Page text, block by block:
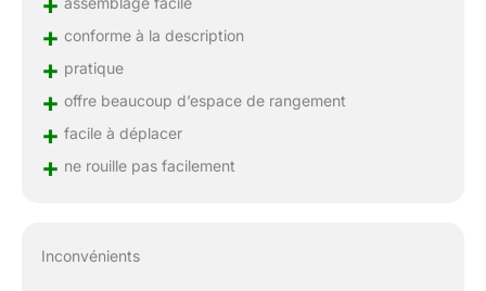
+ conforme à la description
+ pratique
+ offre beaucoup d’espace de rangement
+ facile à déplacer
+ ne rouille pas facilement
Inconvénients